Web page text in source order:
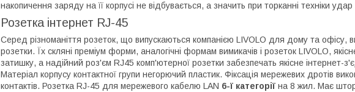
накопичення заряду на її корпусі не відбувається, а значить при торканні техніки
Розетка інтернет RJ-45
Серед різноманіття розеток, що випускаються компанією LIVOLO для дому та офісу,
розетки. Їх скляні преміум форми, аналогічні формам вимикачів і розеток LIVOLO,
затишку, а надійний роз'єм RJ45 комп'ютерної розетки забезпечать якісне інтернет-
Матеріал корпусу контактної групи негорючий пластик. Фіксація мережевих дротів
контактів. Розетка RJ-45 для мережевого кабелю LAN 6-ї категорії на 8 жил. Має